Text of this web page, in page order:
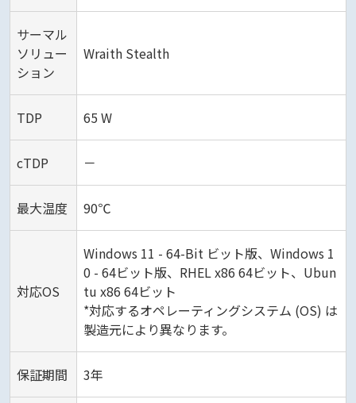
サーマル
ソリュー
ション
Wraith Stealth
TDP 65 W
cTDP －
最大温度 90℃
対応OS
Windows 11 - 64-Bit ビット版、Windows 1
0 - 64ビット版、RHEL x86 64ビット、Ubun
tu x86 64ビット
*対応するオペレーティングシステム (OS) は
製造元により異なります。
保証期間 3年